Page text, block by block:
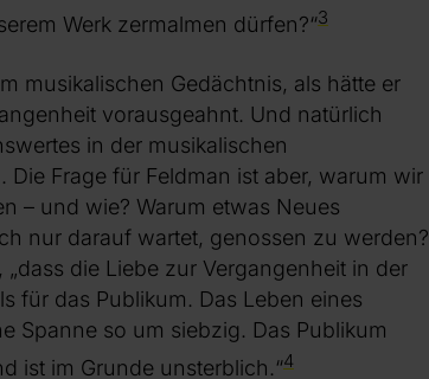
Werk zermalmen dürfen?“3
musikalischen Gedächtnis, als hätte er
vorausgeahnt. Und natürlich
in der musikalischen
Frage für Feldman ist aber, warum wir
– und wie? Warum etwas Neues
nur darauf wartet, genossen zu werden?
die Liebe zur Vergangenheit in der
für das Publikum. Das Leben eines
Spanne so um siebzig. Das Publikum
ist im Grunde unsterblich.“4